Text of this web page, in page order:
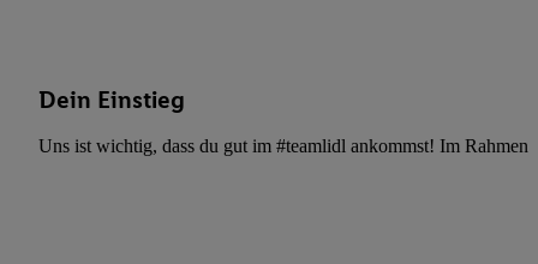
Dein Einstieg
Uns ist wichtig, dass du gut im #teamlidl ankommst! Im Rahmen